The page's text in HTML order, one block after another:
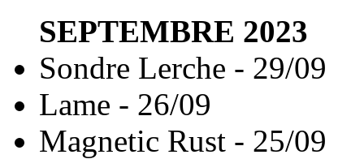
SEPTEMBRE 2023
Sondre Lerche - 29/09
Lame - 26/09
Magnetic Rust - 25/09